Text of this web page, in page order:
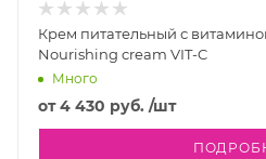
Крем питательный с
Nourishing cream VIT-C
Много
от4 430 руб. /шт